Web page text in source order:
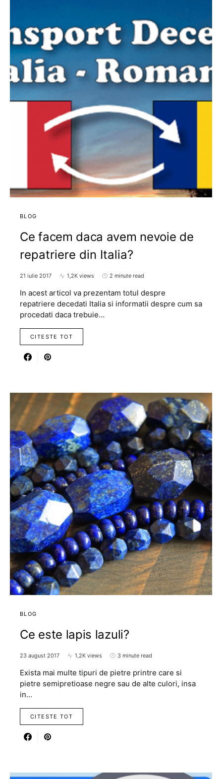
BLOG
Ce facem daca avem nevoie de
repatriere din Italia?
21 iulie 2017 1,2K views 2 minute read
In acest articol va prezentam totul despre
repatriere decedati Italia si informatii despre cum sa
procedati daca trebuie…
CITESTE TOT
BLOG
Ce este lapis lazuli?
23 august 2017 1,2K views 3 minute read
Exista mai multe tipuri de pietre printre care si
pietre semipretioase negre sau de alte culori, insa
in…
CITESTE TOT